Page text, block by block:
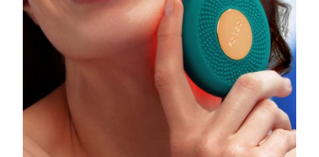
俄罗斯 预计送达日期2026/8/17
沙特阿拉伯 预计送达日期2026/8/10
预计送达日期2026/8/11
斯洛伐克 预计送达日期2026/8/9
斯洛文尼亚 预计送达日期2026/8/9